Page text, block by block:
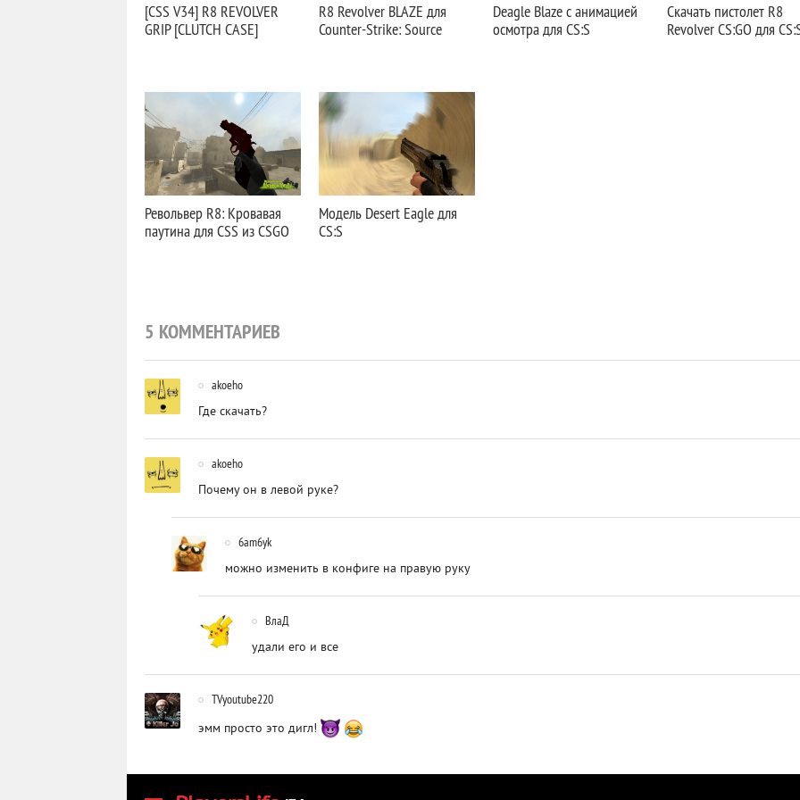
[CSS V34] R8 REVOLVER
GRIP [CLUTCH CASE]
R8 Revolver BLAZE для
Counter-Strike: Source
Deagle Blaze с анимацией
осмотра для CS:S
Скачать пистолет R8
Revolver CS:GO для
Револьвер R8: Кровавая
паутина для CSS из CSGO
Модель Desert Eagle для
CS:S
5 КОММЕНТАРИЕВ
akoeho
Где скачать?
akoeho
Почему он в левой руке?
6am6yk
можно изменить в конфиге на правую руку
ВлаД
удали его и все
TVyoutube220
эмм просто это дигл!